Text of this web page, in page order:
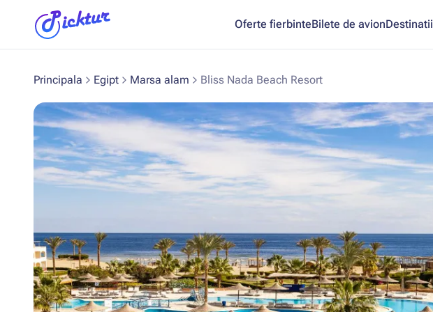
Oferte fierbinteBilete de avionDestinatii
Principala Egipt Marsa alam Bliss Nada Beach Resort